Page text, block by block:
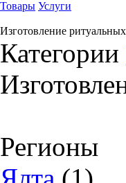
Товары Услуги
Изготовление
Категории
Регионы